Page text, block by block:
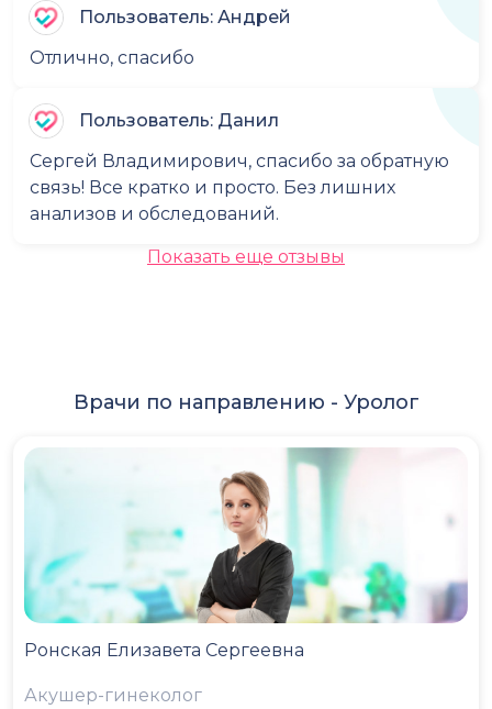
Пользователь: Андрей
Отлично, спасибо
Пользователь: Данил
Сергей Владимирович, спасибо за обратную
связь! Все кратко и просто. Без лишних
анализов и обследований.
Показать еще отзывы
Врачи по направлению - Уролог
Ронская Елизавета Сергеевна
Акушер-гинеколог